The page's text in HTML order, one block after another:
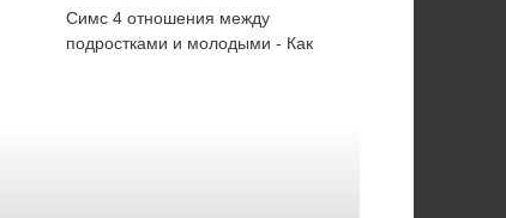
Симс 4 отношения между
подростками и молодыми - Как